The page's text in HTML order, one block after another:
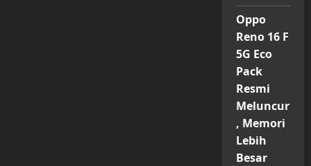
Oppo
Reno 16 F
5G Eco
Pack
Resmi
Meluncur
, Memori
Lebih
Besar